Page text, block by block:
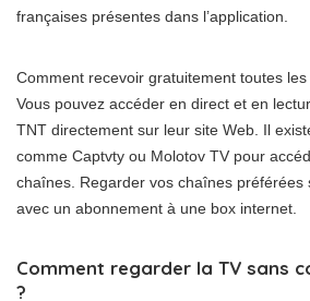
françaises présentes dans l’application.
Comment recevoir gratuitement toutes
Vous pouvez accéder en direct et en
TNT directement sur leur site Web. Il
comme Captvty ou Molotov TV pour
chaînes. Regarder vos chaînes préférées
avec un abonnement à une box internet.
Comment regarder la TV sans
?